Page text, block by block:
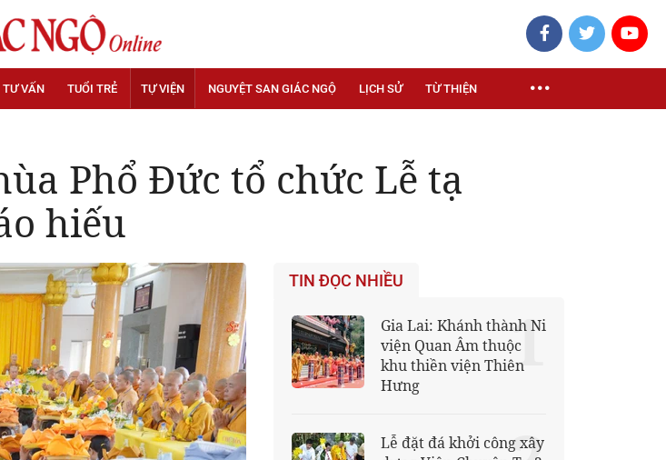
TƯ VẤN TUỔI TRẺ TỰ VIỆN NGUYỆT SAN GIÁC NGỘ LỊCH SỬ TỪ THIỆN
Phổ Đức tổ chức Lễ tạ
hiếu
TIN ĐỌC NHIỀU
Gia Lai: Khánh thành Ni
viện Quan Âm thuộc
khu thiền viện Thiên
Hưng
1
Lễ đặt đá khởi công xây